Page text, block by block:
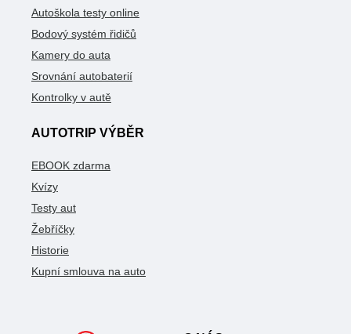
Autoškola testy online
Bodový systém řidičů
Kamery do auta
Srovnání autobaterií
Kontrolky v autě
AUTOTRIP VÝBĚR
EBOOK zdarma
Kvízy
Testy aut
Žebříčky
Historie
Kupní smlouva na auto